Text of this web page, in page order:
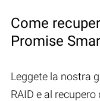
Come
Promise
Leggete la nostra
RAID e al